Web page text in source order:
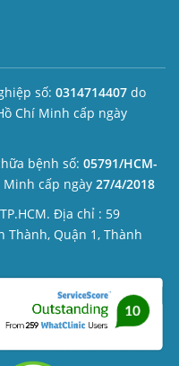
số: 0314714407 do
Chí Minh cấp ngày
bệnh số: 05791/HCM-
Minh cấp ngày 27/4/2018
Địa chỉ : 59
Thành, Quận 1, Thành